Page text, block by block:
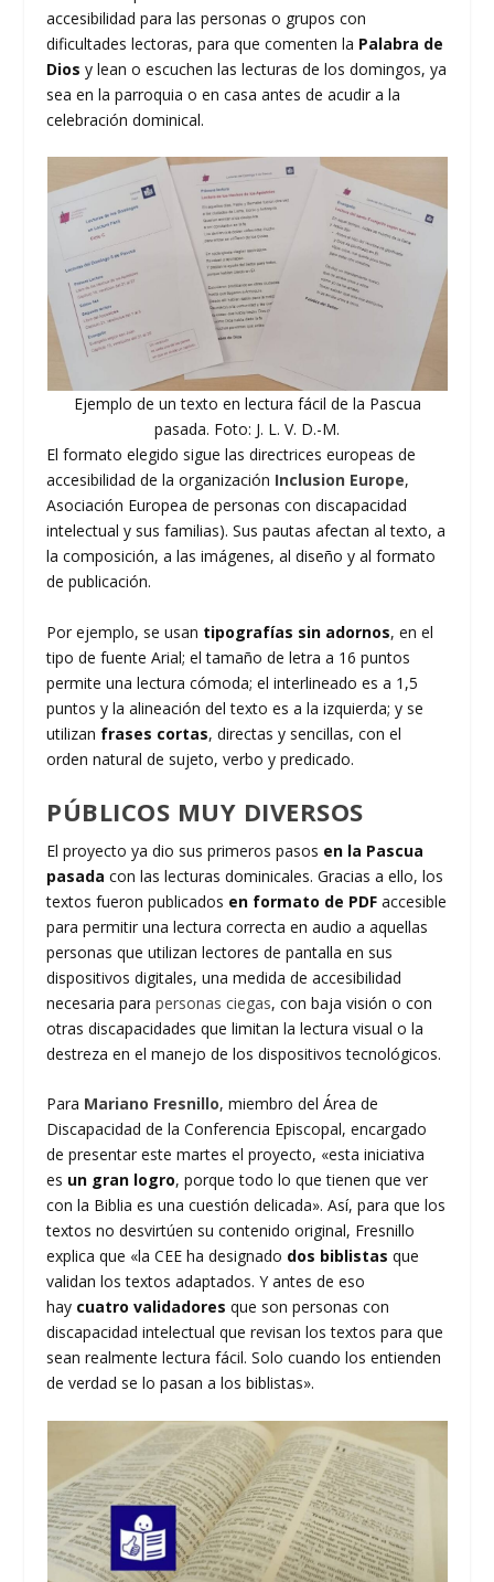
accesibilidad para las personas o grupos con
dificultades lectoras, para que comenten la Palabra de
Diosy lean o escuchen las lecturas de los domingos, ya
sea en la parroquia o en casa antes de acudir a la
celebración dominical.
Ejemplo de un texto en lectura fácil de la Pascua
pasada. Foto: J. L. V. D.-M.
El formato elegido sigue las directrices europeas de
accesibilidad de la organización Inclusion Europe,
Asociación Europea de personas con discapacidad
intelectual y sus familias). Sus pautas afectan al texto, a
la composición, a las imágenes, al diseño y al formato
de publicación.
Por ejemplo, se usan tipografías sin adornos, en el
tipo de fuente Arial; el tamaño de letra a 16 puntos
permite una lectura cómoda; el interlineado es a 1,5
puntos y la alineación del texto es a la izquierda; y se
utilizan frases cortas, directas y sencillas, con el
orden natural de sujeto, verbo y predicado.
PÚBLICOS MUY DIVERSOS
El proyecto ya dio sus primeros pasos en la Pascua
pasada con las lecturas dominicales. Gracias a ello, los
textos fueron publicados en formato de PDF accesible
para permitir una lectura correcta en audio a aquellas
personas que utilizan lectores de pantalla en sus
dispositivos digitales, una medida de accesibilidad
necesaria parapersonas ciegas, con baja visión o con
otras discapacidades que limitan la lectura visual o la
destreza en el manejo de los dispositivos tecnológicos.
Para Mariano Fresnillo, miembro del Área de
Discapacidad de la Conferencia Episcopal, encargado
de presentar este martes el proyecto, «esta iniciativa
es un gran logro, porque todo lo que tienen que ver
con la Biblia es una cuestión delicada». Así, para que los
textos no desvirtúen su contenido original, Fresnillo
explica que «la CEE ha designado dos biblistas que
validan los textos adaptados. Y antes de eso
hay cuatro validadores que son personas con
discapacidad intelectual que revisan los textos para que
sean realmente lectura fácil. Solo cuando los entienden
de verdad se lo pasan a los biblistas».